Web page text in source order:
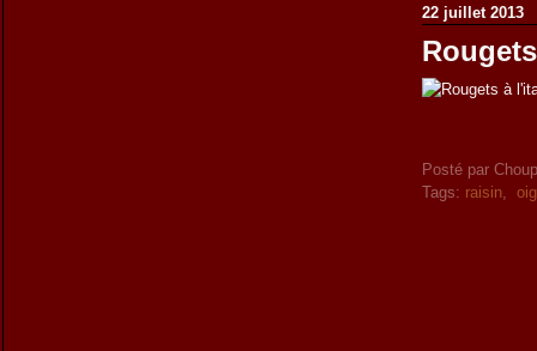
22 juillet 2013
Posté par
Tags: raisin,